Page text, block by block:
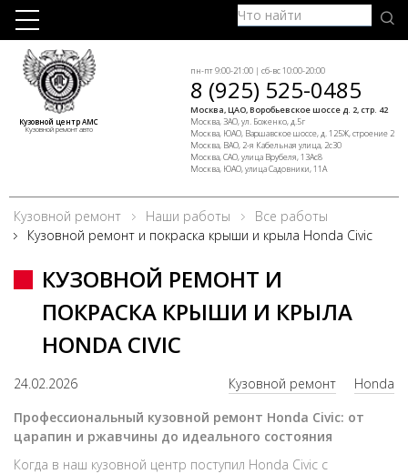
Кузовной центр АМС
Кузовной ремонт авто
пн-пт 9:00-21:00 | сб-вс 10:00-20:00
8 (925) 525-0485
Москва, ЦАО, Воробьевское шоссе д. 2, стр. 42
Москва, ЗАО, ул. Боженко, д.5г
Москва, ЮАО, Варшавское шоссе, д. 125Ж, строение 2
Москва, ВАО, 2-я Кабельная улица, 2с30
Москва, САО, улица Врубеля, 13Ас8
Москва, ЮАО, улица Садовники, 11А
Кузовной ремонт Наши работы
Все работы
Кузовной ремонт и покраска крыши и крыла Honda Civic
КУЗОВНОЙ РЕМОНТ И
ПОКРАСКА КРЫШИ И КРЫЛА
HONDA CIVIC
24.02.2026 Кузовной ремонт
Honda
Профессиональный кузовной ремонт Honda Civic: от
царапин и ржавчины до идеального состояния
Когда в наш кузовной центр поступил Honda Civic с